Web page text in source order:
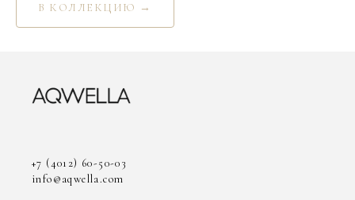
В КОЛЛЕКЦИЮ →
+7 (4012) 60-50-03
info@aqwella.com